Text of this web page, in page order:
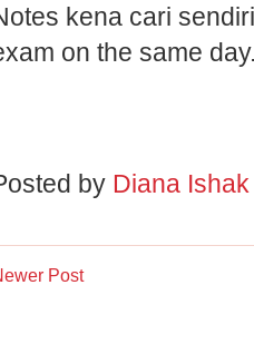
kena cari
on the same
by Diana
Post